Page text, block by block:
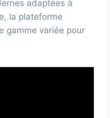
adaptées à
la plateforme
gamme variée pour